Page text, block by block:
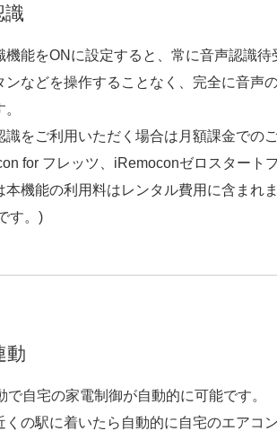
識
機能をONに設定すると、常に音声認識待
ンなどを操作することなく、完全に音声
をご利用いただく場合は月額課金での
for フレッツ、iRemoconゼロスタート
本機能の利用料はレンタル費用に含まれ
す。)
動
で自宅の家電制御が自動的に可能です。
くの駅に着いたら自動的に自宅のエアコ